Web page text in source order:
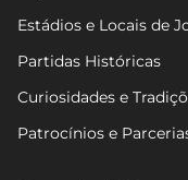
Estádios e Locais de
Partidas Históricas
Curiosidades e
Patrocínios e